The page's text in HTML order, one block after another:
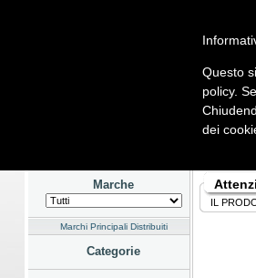
Dati Cliente
Fotografia
Marche
Marchi Principali Distribuiti
Categorie
IL
Questo
policy.
dei